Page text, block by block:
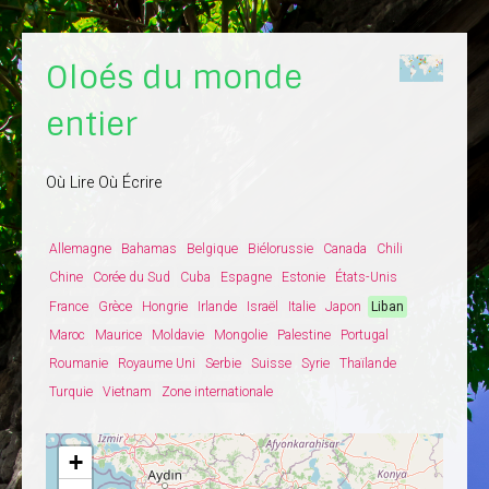
Oloés du monde
entier
Où Lire Où Écrire
Allemagne Bahamas Belgique Biélorussie Canada
Chili
Chine
Corée du Sud Cuba Espagne Estonie
États-Unis
France
Grèce Hongrie Irlande Israël Italie Japon
Liban
Maroc
Maurice Moldavie Mongolie Palestine
Portugal
Roumanie
Royaume Uni Serbie Suisse Syrie
Thaïlande
Turquie
Vietnam Zone internationale
+